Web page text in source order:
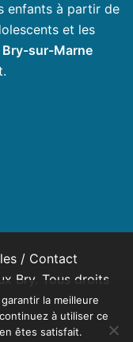
enfants à partir de
et les
Bry-sur-Marne
/ Contact
Bry. Tous droits
la meilleure
à utiliser ce
êtes satisfait.